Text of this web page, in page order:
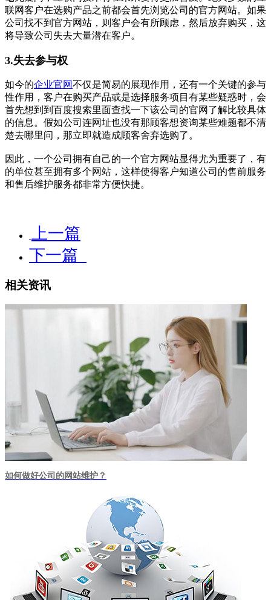
联网客户在选购产品之前都会首先浏览公司的官方网站。如果
公司找不到官方网站，则客户会有所顾虑，然后放弃购买，这
将导致公司失去大量潜在客户。
3.失去参与权
如今的企业官网不仅是简易的展现作用，还有一个关键的参与
性作用，客户在购买产品或是选择服务项目有某些疑惑时，会
首先想到到百度搜索里面查找一下该公司的官网了解比较具体
的信息。假如公司连网址也没有那顾客想资询某些难题都不清
楚去哪里问，那立即就造成顾客舍弃选购了。
因此，一个公司拥有自己的一个官方网站显得尤为重要了，有
的单位甚至拥有多个网站，这样使得客户知道公司的售前服务
和售后维护服务都非常方便快捷。
上一篇
下一篇
相关资讯
如何做好公司的网站维护？